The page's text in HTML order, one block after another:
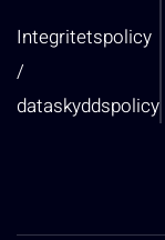
Integritetspolicy
/
dataskyddspolicy